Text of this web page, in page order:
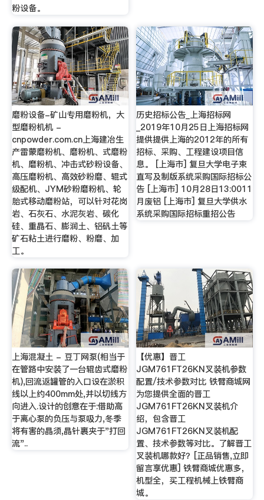
粉设备。
磨粉设备-矿山专用磨粉机，大
型磨粉机机 -
cnpowder.com.cn上海建冶生
产雷蒙磨粉机、磨粉机、式磨粉
机、磨粉机、冲击式砂粉设备、
高压磨粉机、高效砂粉磨、辊式
级配机、JYM砂粉磨粉机、轮
胎式移动磨粉站，可以针对花岗
岩、石灰石、水泥灰岩、碳化
硅、重晶石、膨润土、铝矾土等
矿石粘土进行磨粉、粉磨、加
工。
历史招标公告_上海招标网
_2019年10月25日上海招标网
提供提供上海的2012年的所有
招标、采购、工程建设项目信
息。 [上海市] 复旦大学电子束
直写及制版系统采购国际招标公
告 [上海市] 10月28日13:0011
月废铝 [上海市] 复旦大学供水
系统采购国际招标重招公告
上海混凝土 - 豆丁网泵(相当于
在管路中安装了一台辊齿式磨粉
机),回流返罐管的入口设在淤积
线以上约400mm处,并以切线方
向进入.设计的创意在于:借助高
于离心泵的负压与泵吸力,冬季
将有害的晶须,晶针裹夹于"打回
流"..
【优惠】晋工
JGM761FT26KN叉装机参数
配置/技术参数对比 铁臂商城网
为您提供全面的晋工
JGM761FT26KN叉装机介
绍，包含晋工
JGM761FT26KN叉装机配
置、技术参数等对比。了解晋工
叉装机哪款好？[正品销售,立即
留言享优惠] 铁臂商城优惠多，
机型全，买工程机械上铁臂商
城。